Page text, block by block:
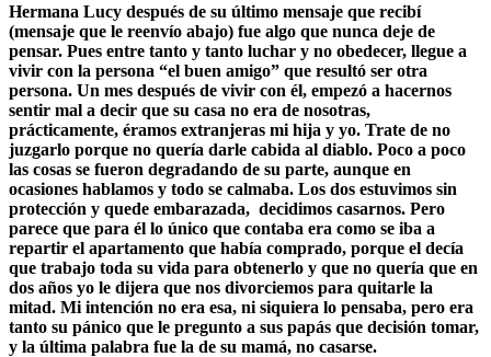
Hermana Lucy después de su último mensaje que recibí
(mensaje que le reenvío abajo) fue algo que nunca deje de
pensar. Pues entre tanto y tanto luchar y no obedecer, llegue a
vivir con la persona “el buen amigo” que resultó ser otra
persona. Un mes después de vivir con él, empezó a hacernos
sentir mal a decir que su casa no era de nosotras,
prácticamente, éramos extranjeras mi hija y yo. Trate de no
juzgarlo porque no quería darle cabida al diablo. Poco a poco
las cosas se fueron degradando de su parte, aunque en
ocasiones hablamos y todo se calmaba. Los dos estuvimos sin
protección y quede embarazada, decidimos casarnos. Pero
parece que para él lo único que contaba era como se iba a
repartir el apartamento que había comprado, porque el decía
que trabajo toda su vida para obtenerlo y que no quería que en
dos años yo le dijera que nos divorciemos para quitarle la
mitad. Mi intención no era esa, ni siquiera lo pensaba, pero era
tanto su pánico que le pregunto a sus papás que decisión tomar,
y la última palabra fue la de su mamá, no casarse.